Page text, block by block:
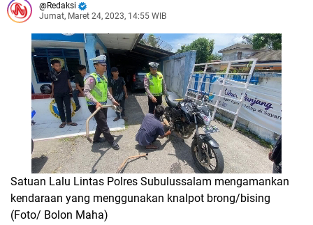
Redaksi
Jumat, Maret 24, 2023, 14:55 WIB
Satuan Lalu Lintas Polres Subulussalam mengamankan
kendaraan yang menggunakan knalpot brong/bising
(Foto/ Bolon Maha)